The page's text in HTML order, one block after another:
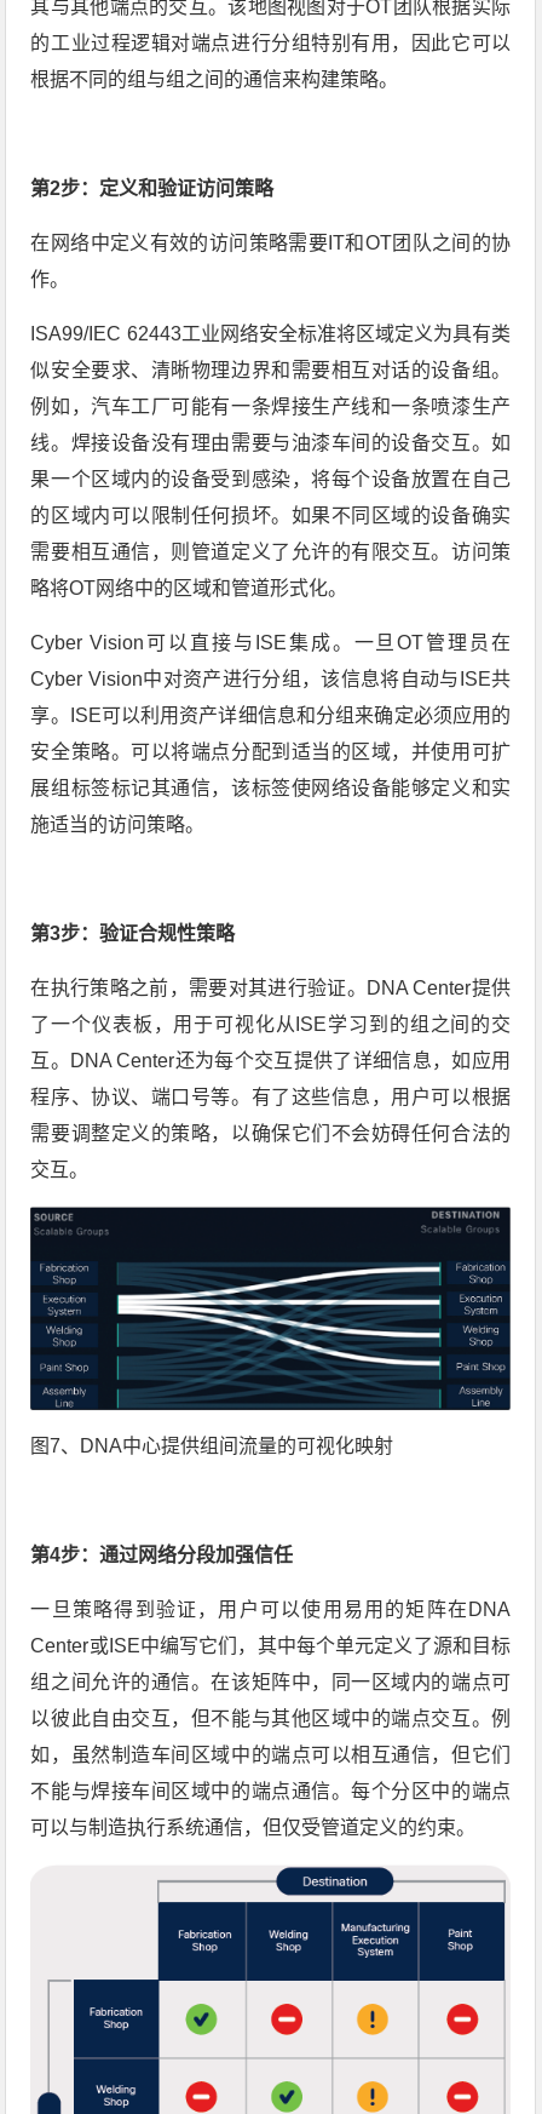
其与其他端点的交互。该地图视图对于OT团队根据实际
的工业过程逻辑对端点进行分组特别有用，因此它可以
根据不同的组与组之间的通信来构建策略。
第2步：定义和验证访问策略
在网络中定义有效的访问策略需要IT和OT团队之间的协
作。
ISA99/IEC 62443工业网络安全标准将区域定义为具有类
似安全要求、清晰物理边界和需要相互对话的设备组。
例如，汽车工厂可能有一条焊接生产线和一条喷漆生产
线。焊接设备没有理由需要与油漆车间的设备交互。如
果一个区域内的设备受到感染，将每个设备放置在自己
的区域内可以限制任何损坏。如果不同区域的设备确实
需要相互通信，则管道定义了允许的有限交互。访问策
略将OT网络中的区域和管道形式化。
Cyber Vision可以直接与ISE集成。一旦OT管理员在
Cyber Vision中对资产进行分组，该信息将自动与ISE共
享。ISE可以利用资产详细信息和分组来确定必须应用的
安全策略。可以将端点分配到适当的区域，并使用可扩
展组标签标记其通信，该标签使网络设备能够定义和实
施适当的访问策略。
第3步：验证合规性策略
在执行策略之前，需要对其进行验证。DNA Center提供
了一个仪表板，用于可视化从ISE学习到的组之间的交
互。DNA Center还为每个交互提供了详细信息，如应用
程序、协议、端口号等。有了这些信息，用户可以根据
需要调整定义的策略，以确保它们不会妨碍任何合法的
交互。
图7、DNA中心提供组间流量的可视化映射
第4步：通过网络分段加强信任
一旦策略得到验证，用户可以使用易用的矩阵在DNA
Center或ISE中编写它们，其中每个单元定义了源和目标
组之间允许的通信。在该矩阵中，同一区域内的端点可
以彼此自由交互，但不能与其他区域中的端点交互。例
如，虽然制造车间区域中的端点可以相互通信，但它们
不能与焊接车间区域中的端点通信。每个分区中的端点
可以与制造执行系统通信，但仅受管道定义的约束。